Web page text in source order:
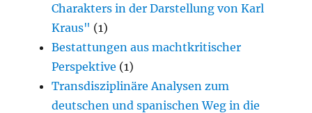
Charakters in der Darstellung von Karl
Kraus" (1)
Bestattungen aus machtkritischer
Perspektive (1)
Transdisziplinäre Analysen zum
deutschen und spanischen Weg in die